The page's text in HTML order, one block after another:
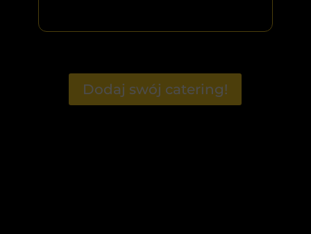
Dodaj swój catering!